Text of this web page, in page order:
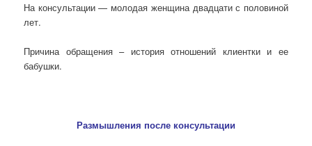
На консультации — молодая женщина двадцати с половиной
лет.
Причина обращения – история отношений клиентки и ее
бабушки.
Размышления после консультации